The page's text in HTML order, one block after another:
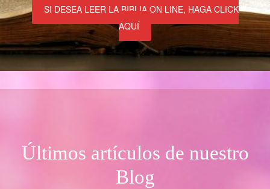
SI DESEA LEER LA BIBLIA ON LINE, HAGA CLICK
AQUÍ
Últimos artículos de nuestro
Blog